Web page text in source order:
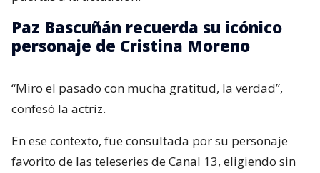
Paz Bascuñán recuerda su icónico
personaje de Cristina Moreno
“Miro el pasado con mucha gratitud, la verdad”,
confesó la actriz.
En ese contexto, fue consultada por su personaje
favorito de las teleseries de Canal 13, eligiendo sin